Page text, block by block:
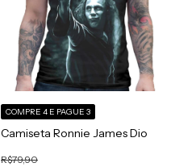
Camiseta Ronnie James Dio
R$79,90
COMPRE 4 E PAGUE 3